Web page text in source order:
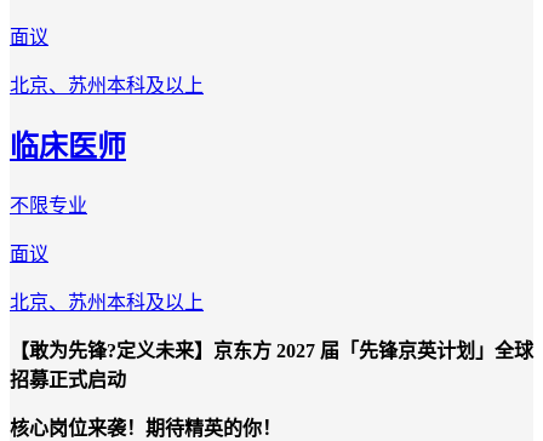
面议
北京、苏州本科及以上
临床医师
不限专业
面议
北京、苏州本科及以上
【敢为先锋?定义未来】京东方 2027 届「先锋京英计划」全球
招募正式启动
核心岗位来袭！期待精英的你！